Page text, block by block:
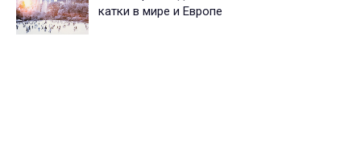
катки в мире и Европе